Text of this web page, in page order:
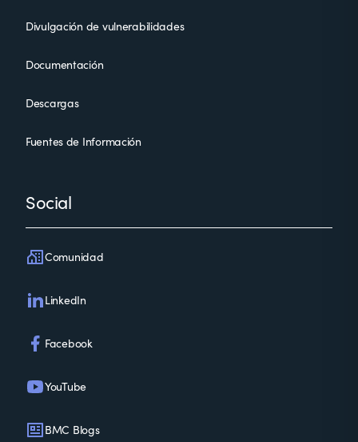
Divulgación de vulnerabilidades
Documentación
Descargas
Fuentes de Información
Social
Comunidad
LinkedIn
Facebook
YouTube
BMC Blogs